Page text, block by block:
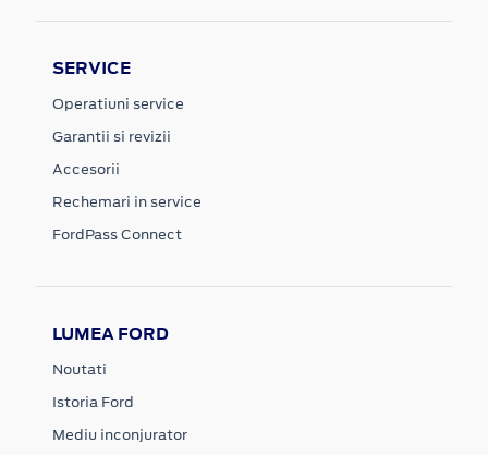
SERVICE
Operatiuni service
Garantii si revizii
Accesorii
Rechemari in service
FordPass Connect
LUMEA FORD
Noutati
Istoria Ford
Mediu inconjurator